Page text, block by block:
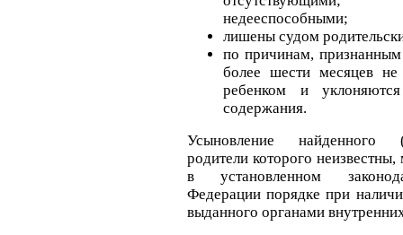
недееспособными;
лишены судом
по причинам,
более шести месяцев
ребенком и
содержания.
Усыновление найденного
родители которого
в установленном
Федерации порядке при
выданного органами